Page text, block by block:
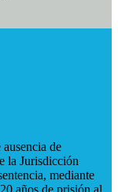
de
la Jurisdicción
mediante
años de prisión al